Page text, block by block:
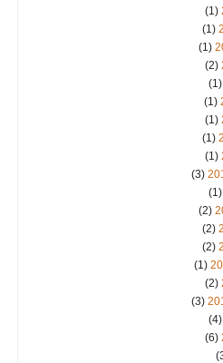
(1)
(1)
(1)
(2)
(1)
(1)
(1)
(1)
(1)
(3)
(1)
(2)
(2)
(2)
(1)
(2)
(3)
(4)
(6)